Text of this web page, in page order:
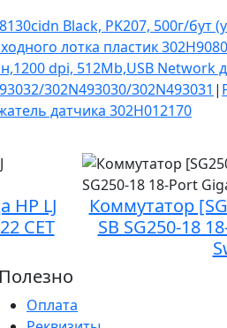
Black, PK207, 500г/бут
лотка пластик
dpi, 512Mb,USB Network
302N493030/302N493031 |
датчика 302H012170
HP LJ
CET
Коммутатор
SB SG250-18
Полезно
Оплата